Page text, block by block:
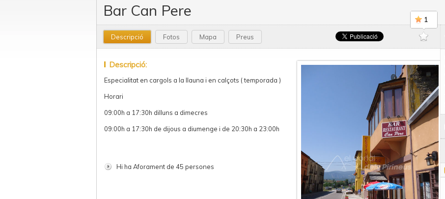
Bar Can Pere
1
Descripció Fotos Mapa Preus
Descripció:
Especialitat en cargols a la llauna i en calçots ( temporada )
Horari
09:00h a 17:30h dilluns a dimecres
09:00h a 17:30h de dijous a diumenge i de 20:30h a 23:00h
Hi ha Aforament de 45 persones